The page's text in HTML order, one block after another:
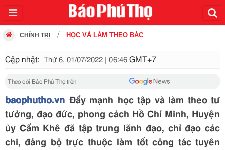
CHÍNH TRỊ HỌC VÀ LÀM THEO BÁC
Cập nhật: Thứ 6, 01/07/2022 | 06:46 GMT+7
Theo dõi Báo Phú Thọ trên
baophutho.vn Đẩy mạnh học tập và làm theo tư
tưởng, đạo đức, phong cách Hồ Chí Minh, Huyện
ủy Cẩm Khê đã tập trung lãnh đạo, chỉ đạo các
chi, đảng bộ trực thuộc làm tốt công tác tuyên